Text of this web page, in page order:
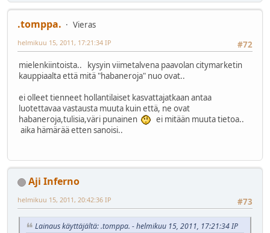
.tomppa.
Vieras
#72
helmikuu 15, 2011, 17:21:34 IP
mielenkiintoista.. kysyin viimetalvena paavolan citymarketin
kauppiaalta että mitä "habaneroja" nuo ovat..
ei olleet tienneet hollantilaiset kasvattajatkaan antaa
luotettavaa vastausta muuta kuin että, ne ovat
habaneroja,tulisia,väri punainen
ei mitään muuta tietoa..
aika hämärää etten sanoisi..
Aji Inferno
#73
helmikuu 15, 2011, 20:42:36 IP
Lainaus käyttäjältä: .tomppa. - helmikuu 15, 2011, 17:21:34 IP